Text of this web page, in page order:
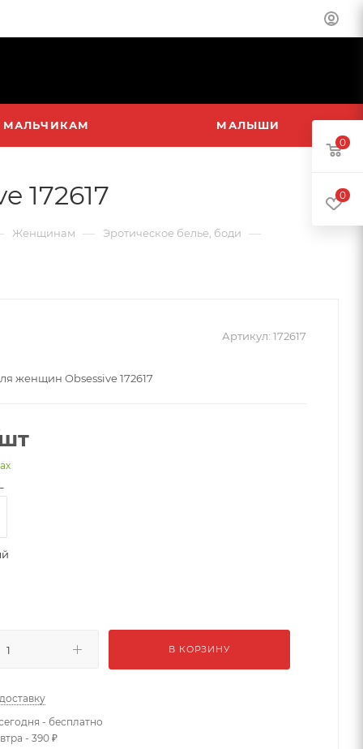
МАЛЬЧИКАМ МАЛЫШИ
172617
Женщинам — Эротическое белье, боди —
Артикул: 172617
женщин Obsessive 172617
В КОРЗИНУ
- бесплатно
- 390 ₽
0
0